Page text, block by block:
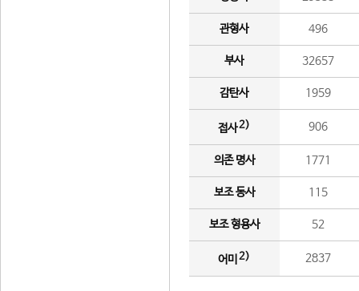
관형사 496
부사 32657
감탄사 1959
접사2) 906
의존 명사 1771
보조 동사 115
보조 형용사 52
어미 2) 2837